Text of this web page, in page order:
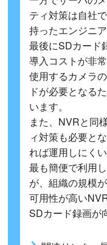
ティ対策は自社
持ったエンジニア
最後にSDカード
導入コストが非
使用するカメラ
ドが必要となる
います。
また、NVRと同
ィ対策も必要と
れば運用しにく
最も簡便で利用
が、組織の規模
可用性が高い
SDカード録画が